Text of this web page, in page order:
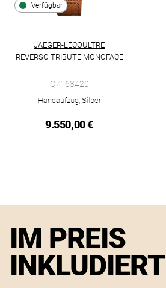
Verfügbar
JAEGER-LECOULTRE
REVERSO TRIBUTE MONOFACE
Q7168420
Handaufzug, Silber
9.550,00 €
IM PREIS
INKLUDIERT